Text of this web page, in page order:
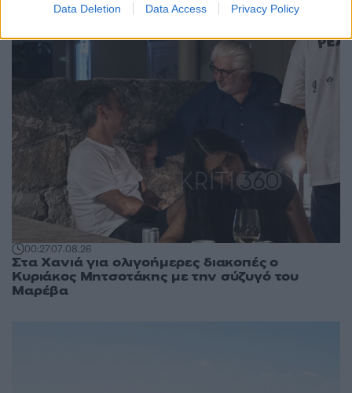
Data Deletion Data Access Privacy Policy
00:2707.08.26
Στα Χανιά για ολιγοήμερες διακοπές ο
Κυριάκος Μητσοτάκης με την σύζυγό του
Μαρέβα